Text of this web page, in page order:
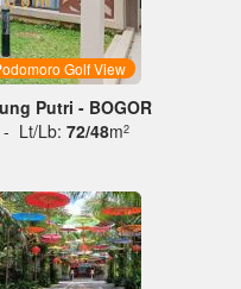
Golf View
Putri - BOGOR
- Lt/Lb: 72/48m2